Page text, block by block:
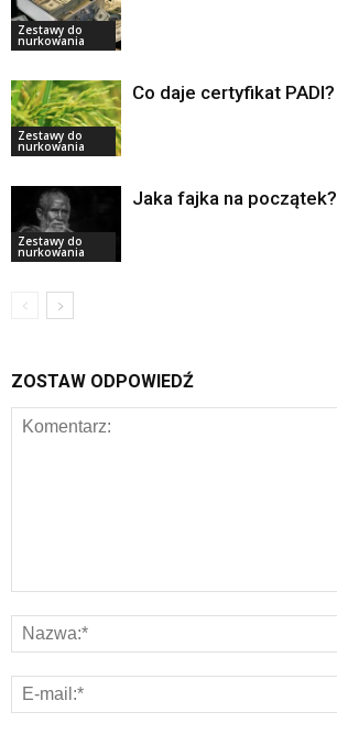
Zestawy do
nurkowania
Zestawy do
nurkowania
Co daje certyfikat PADI?
Zestawy do
nurkowania
Jaka fajka na początek?
ZOSTAW ODPOWIEDŹ